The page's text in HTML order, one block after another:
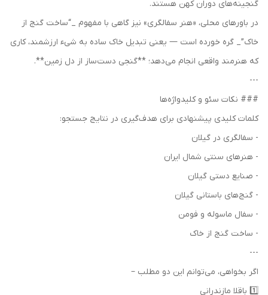
گنجینه‌های دوران کهن هستند.
در باورهای محلی، «هنر سفالگری» نیز گاهی با مفهوم _“ساخت گنج از
خاک”_ گره خورده است — یعنی تبدیل خاک ساده به شیء ارزشمند، کاری
که هنرمند واقعی انجام می‌دهد؛ **گنجی دست‌ساز از دل زمین**.
---
### نکات سئو و کلیدواژه‌ها
کلمات کلیدی پیشنهادی برای هدف‌گیری در نتایج جستجو:
- سفالگری در گیلان
- هنرهای سنتی شمال ایران
- صنایع دستی گیلان
- گنج‌های باستانی گیلان
- سفال ماسوله و فومن
- ساخت گنج از خاک
---
اگر بخواهی، می‌توانم این دو مطلب –
1️⃣ باقلا مازندرانی